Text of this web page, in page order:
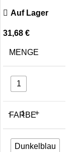
Auf Lager
31,68 €
MENGE
1
FARBE
Dunkelblau